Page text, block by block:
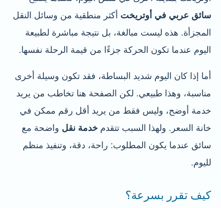
سائق عربي في أوتريخت أكثر منطقية من وسائل النقل
المجزأة. هذه ليست مبالغة، بل نتيجة مباشرة لطبيعة
اليوم عندما تكون الحركة جزءًا من قيمة الرحلة نفسها.
أما إذا كان اليوم شديد البساطة، فقد تكون وسيلة أخرى
مناسبة، وهذا طبيعي. لكن الصفحة هنا تخاطب من يريد
خدمة أوضح، وليس فقط من يريد أقل رقم ممكن في
خانة السعر. ولهذا السبب تتقدم خدمة نقل واضحة مع
سائق عندما يكون المطلوب: راحة، دقة، وتنفيذ منظم
لليوم.
كيف تقرر بسرعة؟